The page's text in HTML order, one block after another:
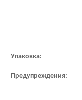
Упаковка:
Предупреждения: